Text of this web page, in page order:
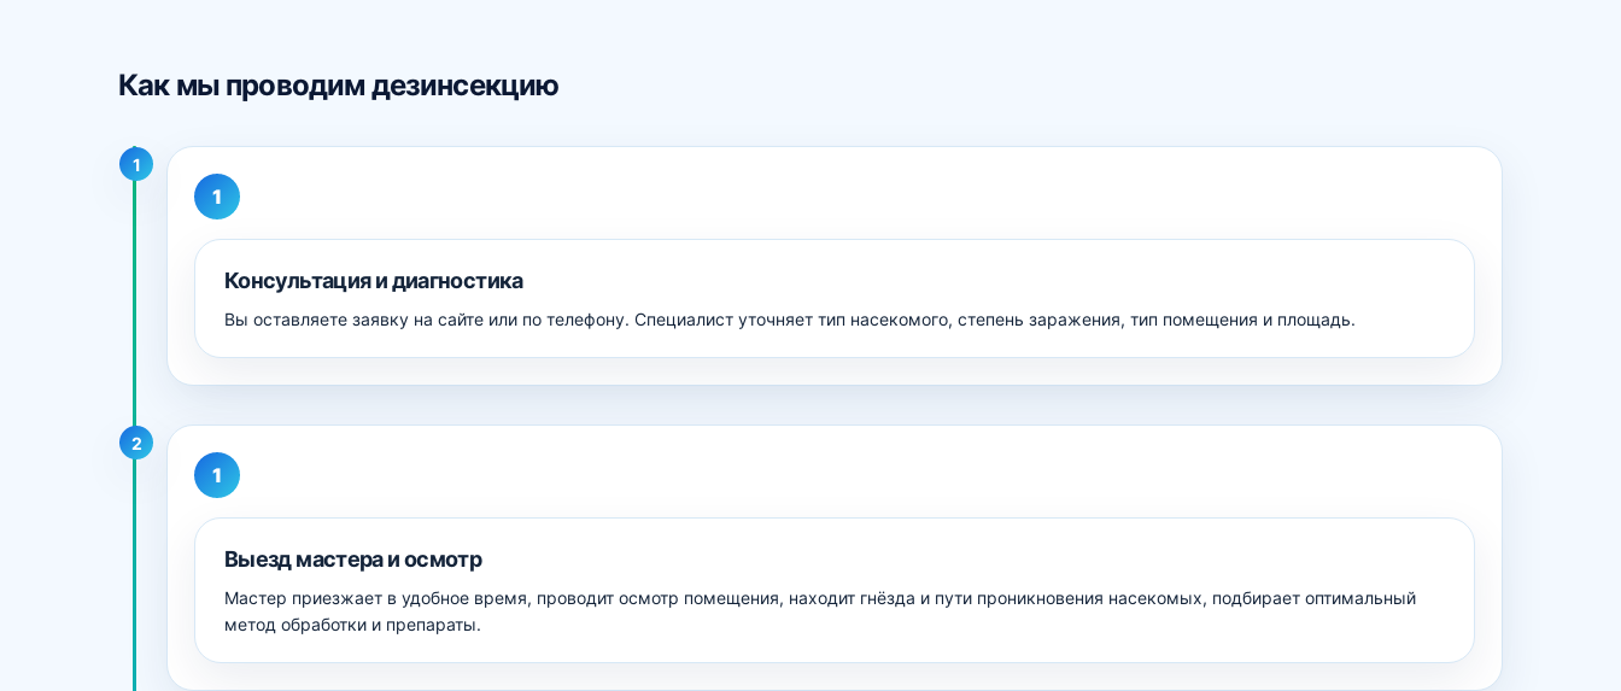
Как мы проводим дезинсекцию
1
Консультация и диагностика
Вы оставляете заявку на сайте или по телефону. Специалист уточняет тип насекомого, степень заражения, тип помещения и площадь.
2
Выезд мастера и осмотр
Мастер приезжает в удобное время, проводит осмотр помещения, находит гнёзда и пути проникновения насекомых, подбирает оптимальный
метод обработки и препараты.